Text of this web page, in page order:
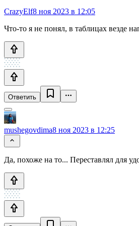
CrazyElf8 ноя 2023 в 12:05
Что-то я не понял, в таблицах везде
Ответить
mushegovdima8 ноя 2023 в 12:25
Да, похоже на то... Переставлял для